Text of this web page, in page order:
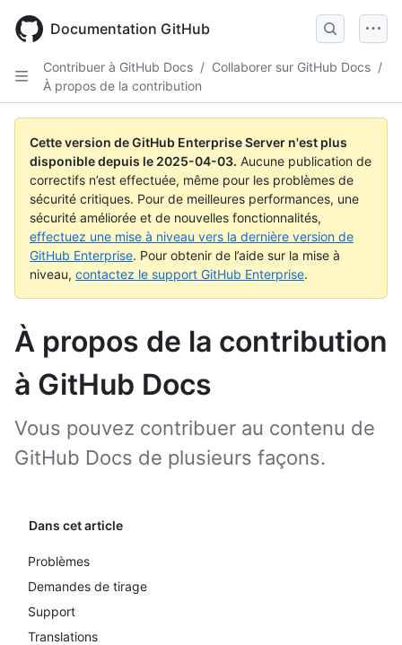
main
Documentation GitHub
Contribuer à GitHub Docs / Collaborer sur GitHub Docs /
À propos de la contribution
Cette version de GitHub Enterprise Server n'est plus
disponible depuis le 2025-04-03. Aucune publication de
correctifs n’est effectuée, même pour les problèmes de
sécurité critiques. Pour de meilleures performances, une
sécurité améliorée et de nouvelles fonctionnalités,
effectuez une mise à niveau vers la dernière version de
GitHub Enterprise. Pour obtenir de l’aide sur la mise à
niveau, contactez le support GitHub Enterprise.
À propos de la contribution
à GitHub Docs
Vous pouvez contribuer au contenu de
GitHub Docs de plusieurs façons.
Dans cet article
Problèmes
Demandes de tirage
Support
Translations